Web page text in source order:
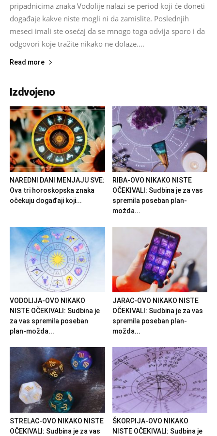
pripadnicima znaka Vodolije nalazi se period koji će doneti
događaje kakve niste mogli ni da zamislite. Poslednjih
meseci imali ste osećaj da se mnogo toga odvija sporo i da
odgovori koje tražite nikako ne dolaze....
Read more
Izdvojeno
NAREDNI DANI MENJAJU SVE:
Ova tri horoskopska znaka
očekuju događaji koji...
RIBA-OVO NIKAKO NISTE
OČEKIVALI: Sudbina je za vas
spremila poseban plan-
možda...
VODOLIJA-OVO NIKAKO
NISTE OČEKIVALI: Sudbina je
za vas spremila poseban
plan-možda...
JARAC-OVO NIKAKO NISTE
OČEKIVALI: Sudbina je za vas
spremila poseban plan-
možda...
STRELAC-OVO NIKAKO NISTE
OČEKIVALI: Sudbina je za vas
ŠKORPIJA-OVO NIKAKO
NISTE OČEKIVALI: Sudbina je